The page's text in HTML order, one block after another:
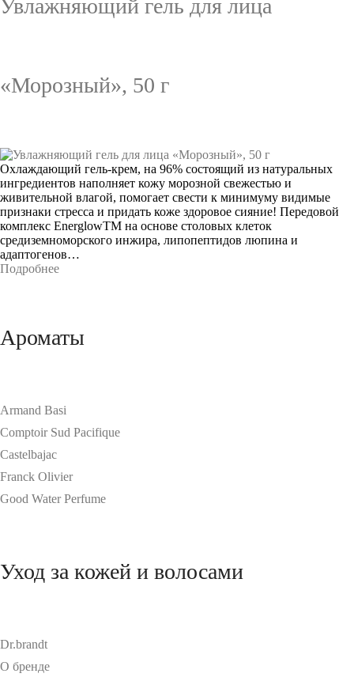
Увлажняющий гель для лица
«Морозный», 50 г
Охлаждающий гель-крем, на 96% состоящий из натуральных
ингредиентов наполняет кожу морозной свежестью и
живительной влагой, помогает свести к минимуму видимые
признаки стресса и придать коже здоровое сияние! Передовой
комплекс EnerglowTM на основе столовых клеток
средиземноморского инжира, липопептидов люпина и
адаптогенов…
Подробнее
Ароматы
Armand Basi
Comptoir Sud Pacifique
Castelbajac
Franck Olivier
Good Water Perfume
Уход за кожей и волосами
Dr.brandt
О бренде